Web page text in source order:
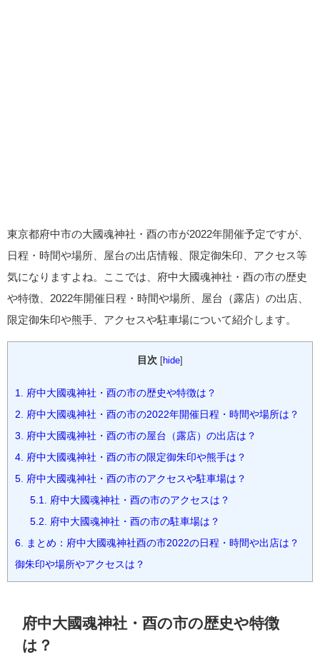
東京都府中市の大國魂神社・酉の市が2022年開催予定ですが、
日程・時間や場所、屋台の出店情報、限定御朱印、アクセス等
気になりますよね。ここでは、府中大國魂神社・酉の市の歴史
や特徴、2022年開催日程・時間や場所、屋台（露店）の出店、
限定御朱印や熊手、アクセスや駐車場について紹介します。
目次 hide
1. 府中大國魂神社・酉の市の歴史や特徴は？
2. 府中大國魂神社・酉の市の2022年開催日程・時間や場所は？
3. 府中大國魂神社・酉の市の屋台（露店）の出店は？
4. 府中大國魂神社・酉の市の限定御朱印や熊手は？
5. 府中大國魂神社・酉の市のアクセスや駐車場は？
5.1. 府中大國魂神社・酉の市のアクセスは？
5.2. 府中大國魂神社・酉の市の駐車場は？
6. まとめ：府中大國魂神社酉の市2022の日程・時間や出店は？
御朱印や場所やアクセスは？
府中大國魂神社・酉の市の歴史や特徴
は？